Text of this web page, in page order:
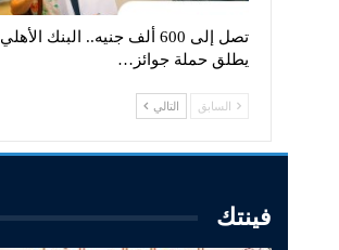
تصل إلى 600 ألف جنيه.. البنك الأهلي
يطلق حملة جوائز…
السابق التالي
فينتك